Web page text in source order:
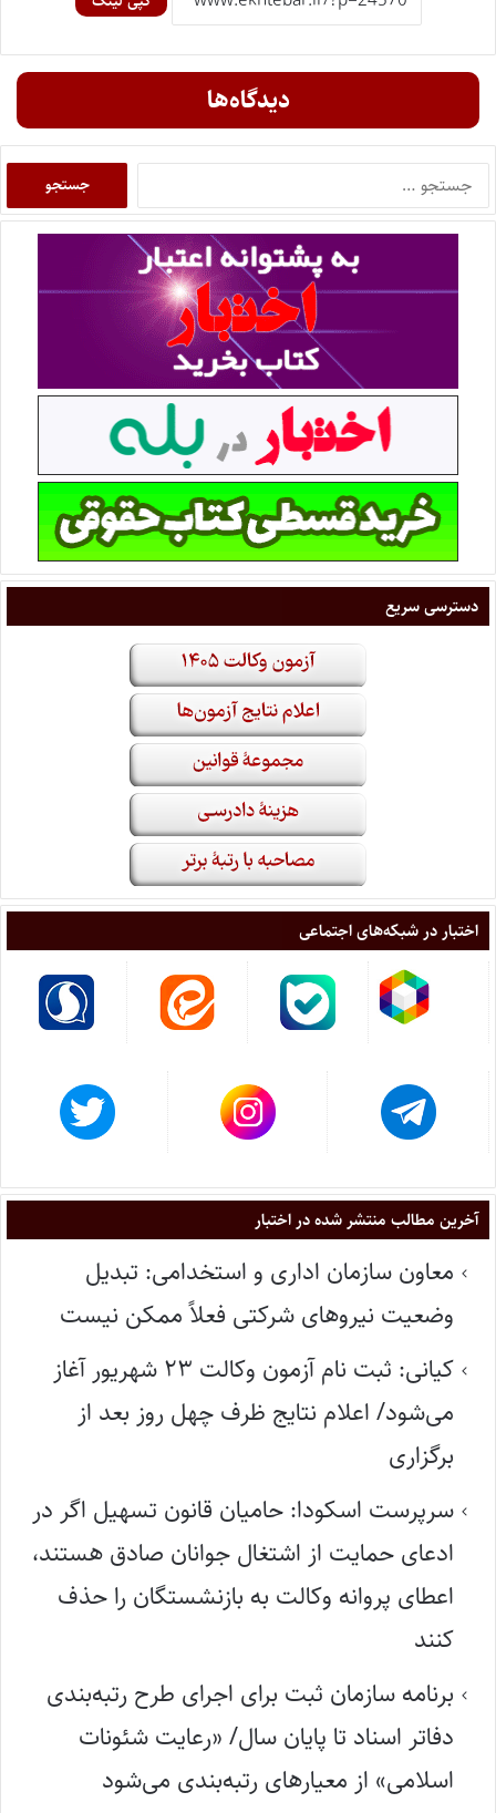
دیدگاه‌ها
دسترسی سریع
اختبار در شبکه‌های اجتماعی
آخرین مطالب منتشر شده در اختبار
معاون سازمان اداری و استخدامی: تبدیل
وضعیت نیروهای شرکتی فعلاً ممکن نیست
کیانی: ثبت نام آزمون وکالت ۲۳ شهریور آغاز
می‌شود/ اعلام نتایج ظرف چهل روز بعد از
برگزاری
سرپرست اسکودا: حامیان قانون تسهیل اگر در
ادعای حمایت از اشتغال جوانان صادق هستند،
اعطای پروانه وکالت به بازنشستگان را حذف
کنند
برنامه سازمان ثبت برای اجرای طرح رتبه‌بندی
دفاتر اسناد تا پایان سال/ «رعایت شئونات
اسلامی» از معیارهای رتبه‌بندی می‌شود